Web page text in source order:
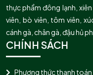
thực phẩm đông lạnh,
viên, bò viên, tôm viên,
cánh gà, chân gà, đậu hủ
CHÍNH SÁCH
Phương thức thanh toán